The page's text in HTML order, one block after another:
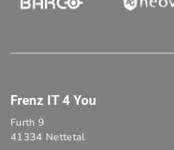
Frenz IT 4 You
Furth 9
41334 Nettetal